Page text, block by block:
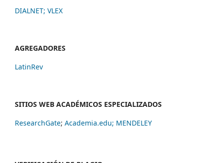
DIALNET; VLEX
AGREGADORES
LatinRev
SITIOS WEB ACADÉMICOS ESPECIALIZADOS
ResearchGate; Academia.edu; MENDELEY